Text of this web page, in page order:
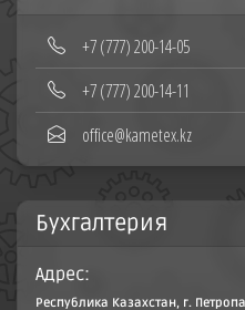
+7 (777) 200-14-05
+7 (777) 200-14-11
office@kametex.kz
Бухгалтерия
Адрес:
Республика Казахстан, г.